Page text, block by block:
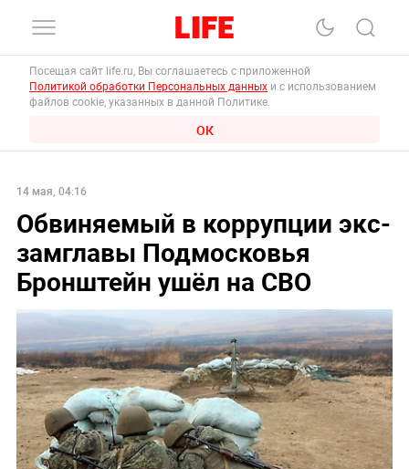
Посещая сайт life.ru, Вы соглашаетесь с приложенной
Политикой обработки Персональных данных и с использованием
файлов cookie, указанных в данной Политике.
ОК
14 мая, 04:16
Обвиняемый в коррупции экс-
замглавы Подмосковья
Бронштейн ушёл на СВО